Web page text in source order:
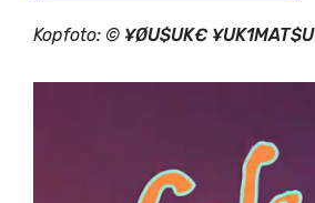
Kopfoto: © ¥ØU$UK€ ¥UK1MAT$U